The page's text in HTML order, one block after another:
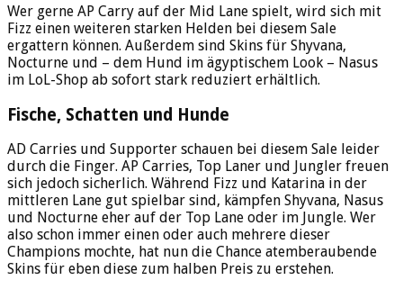
Wer gerne AP Carry auf der Mid Lane spielt, wird sich mit
Fizz einen weiteren starken Helden bei diesem Sale
ergattern können. Außerdem sind Skins für Shyvana,
Nocturne und – dem Hund im ägyptischem Look – Nasus
im LoL-Shop ab sofort stark reduziert erhältlich.
Fische, Schatten und Hunde
AD Carries und Supporter schauen bei diesem Sale leider
durch die Finger. AP Carries, Top Laner und Jungler freuen
sich jedoch sicherlich. Während Fizz und Katarina in der
mittleren Lane gut spielbar sind, kämpfen Shyvana, Nasus
und Nocturne eher auf der Top Lane oder im Jungle. Wer
also schon immer einen oder auch mehrere dieser
Champions mochte, hat nun die Chance atemberaubende
Skins für eben diese zum halben Preis zu erstehen.